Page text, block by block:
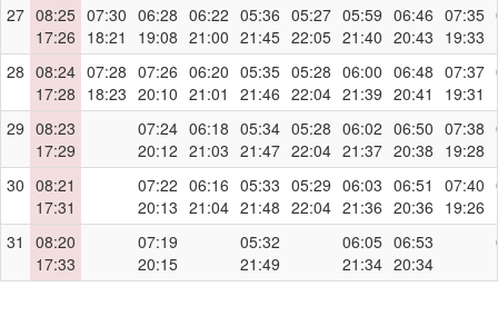
27 08:25
17:26
07:30
18:21
06:28
19:08
06:22
21:00
05:36
21:45
05:27
22:05
05:59
21:40
06:46
20:43
07:35
19:33
28 08:24
17:28
07:28
18:23
07:26
20:10
06:20
21:01
05:35
21:46
05:28
22:04
06:00
21:39
06:48
20:41
07:37
19:31
29 08:23
17:29
07:24
20:12
06:18
21:03
05:34
21:47
05:28
22:04
06:02
21:37
06:50
20:38
07:38
19:28
30 08:21
17:31
07:22
20:13
06:16
21:04
05:33
21:48
05:29
22:04
06:03
21:36
06:51
20:36
07:40
19:26
31
08:20
17:33
07:19
20:15
05:32
21:49
06:05
21:34
06:53
20:34